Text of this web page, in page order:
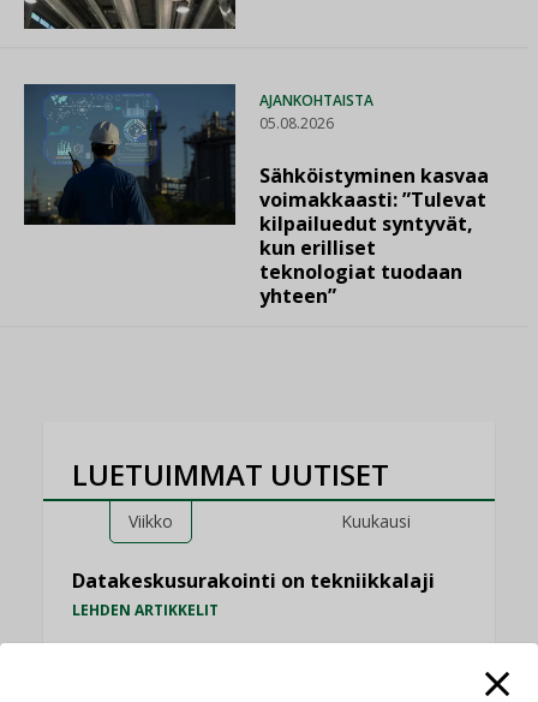
AJANKOHTAISTA
05.08.2026
Sähköistyminen kasvaa
voimakkaasti: ”Tulevat
kilpailuedut syntyvät,
kun erilliset
teknologiat tuodaan
yhteen”
LUETUIMMAT UUTISET
Viikko Kuukausi
Datakeskusurakointi on tekniikkalaji
LEHDEN ARTIKKELIT